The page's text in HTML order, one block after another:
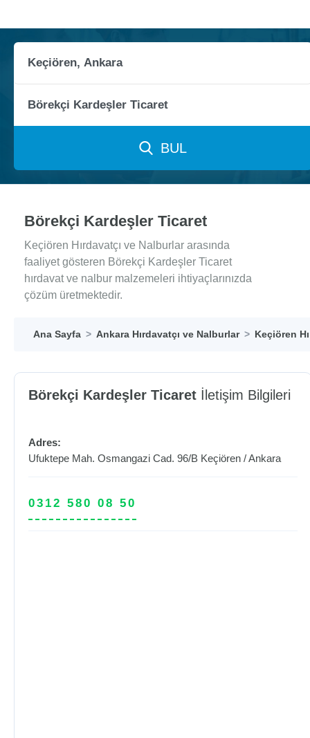
BUL
Börekçi Kardeşler Ticaret
Keçiören Hırdavatçı ve Nalburlar arasında
faaliyet gösteren Börekçi Kardeşler Ticaret
hırdavat ve nalbur malzemeleri ihtiyaçlarınızda
çözüm üretmektedir.
Ana Sayfa Ankara Hırdavatçı ve Nalburlar Keçiören
Börekçi Kardeşler Ticaret İletişim Bilgileri
Adres:
Ufuktepe Mah. Osmangazi Cad. 96/B Keçiören /Ankara
0312 580 08 50